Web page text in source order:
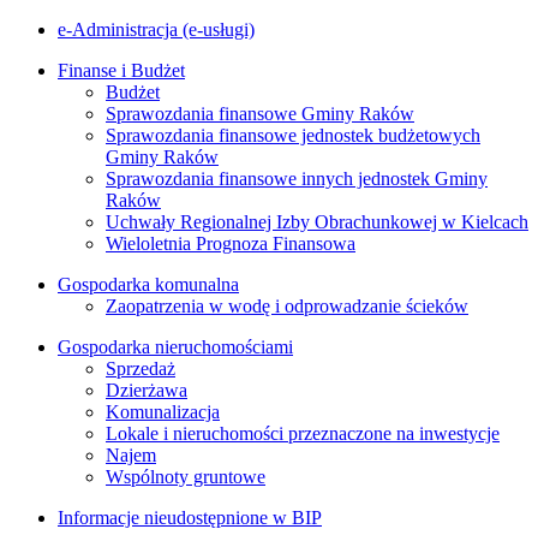
e-Administracja (e-usługi)
Finanse i Budżet
Budżet
Sprawozdania finansowe Gminy Raków
Sprawozdania finansowe jednostek budżetowych
Gminy Raków
Sprawozdania finansowe innych jednostek Gminy
Raków
Uchwały Regionalnej Izby Obrachunkowej w Kielcach
Wieloletnia Prognoza Finansowa
Gospodarka komunalna
Zaopatrzenia w wodę i odprowadzanie ścieków
Gospodarka nieruchomościami
Sprzedaż
Dzierżawa
Komunalizacja
Lokale i nieruchomości przeznaczone na inwestycje
Najem
Wspólnoty gruntowe
Informacje nieudostępnione w BIP